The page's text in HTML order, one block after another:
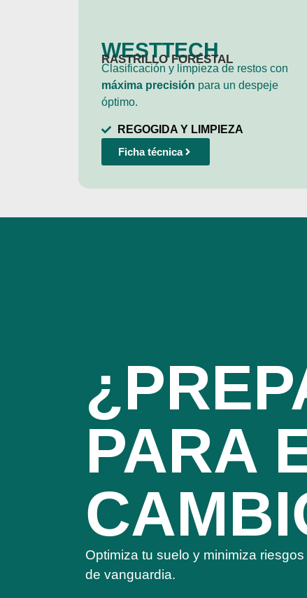
WESTTECH
RASTRILLO FORESTAL
Clasificación y limpieza de restos con
máxima precisión para un despeje
óptimo.
REGOGIDA Y LIMPIEZA
Ficha técnica
PARA
Optimiza tu suelo y minimiza
de vanguardia.